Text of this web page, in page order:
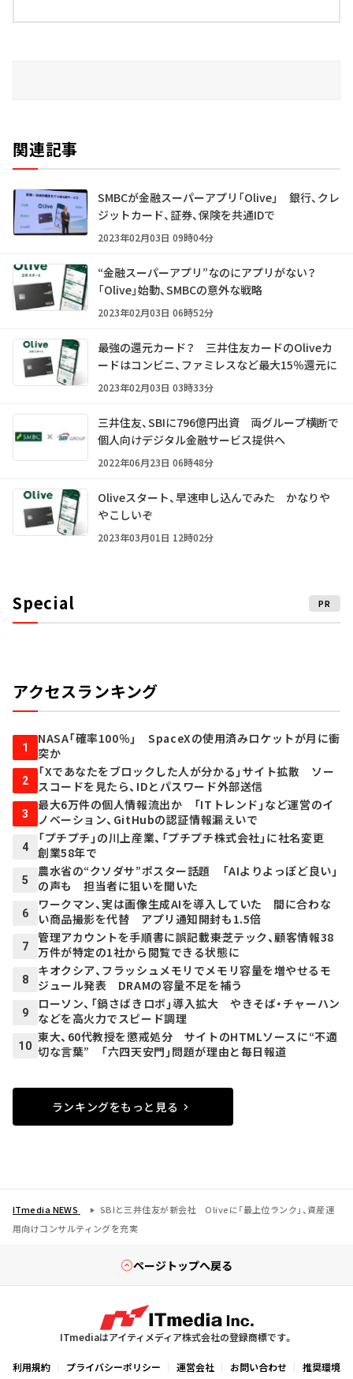
関連記事
SMBCが金融スーパーアプリ「Olive」 銀行、クレ
ジットカード、証券、保険を共通IDで
2023年02月03日 09時04分
“金融スーパーアプリ”なのにアプリがない？
「Olive」始動、SMBCの意外な戦略
2023年02月03日 06時52分
最強の還元カード？ 三井住友カードのOliveカ
ードはコンビニ、ファミレスなど最大15％還元に
2023年02月03日 03時33分
三井住友、SBIに796億円出資 両グループ横断で
個人向けデジタル金融サービス提供へ
2022年06月23日 06時48分
Oliveスタート、早速申し込んでみた かなりや
やこしいぞ
2023年03月01日 12時02分
Special PR
アクセスランキング
1
NASA「確率100％」 SpaceXの使用済みロケットが月に衝
突か
2
「Xであなたをブロックした人が分かる」サイト拡散 ソー
スコードを見たら、IDとパスワード外部送信
3
最大6万件の個人情報流出か 「ITトレンド」など運営のイ
ノベーション、GitHubの認証情報漏えいで
4
「プチプチ」の川上産業、「プチプチ株式会社」に社名変更
創業58年で
5
農水省の“クソダサ”ポスター話題 「AIよりよっぽど良い」
の声も 担当者に狙いを聞いた
6
ワークマン、実は画像生成AIを導入していた 間に合わな
い商品撮影を代替 アプリ通知開封も1.5倍
7
管理アカウントを手順書に誤記載――東芝テック、顧客情報38
万件が特定の1社から閲覧できる状態に
8
キオクシア、フラッシュメモリでメモリ容量を増やせるモ
ジュール発表 DRAMの容量不足を補う
9
ローソン、「鍋さばきロボ」導入拡大 やきそば・チャーハン
などを高火力でスピード調理
10
東大、60代教授を懲戒処分 サイトのHTMLソースに“不適
切な言葉” 「六四天安門」問題が理由と毎日報道
ランキングをもっと見る
ITmedia NEWS
SBIと三井住友が新会社 Oliveに「最上位ランク」、資産運
用向けコンサルティングを充実
ページトップへ戻る
ITmediaはアイティメディア株式会社の登録商標です。
利用規約 プライバシーポリシー 運営会社 お問い合わせ 推奨環境